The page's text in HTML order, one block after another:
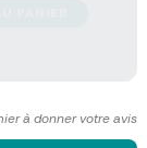
à donner votre avis